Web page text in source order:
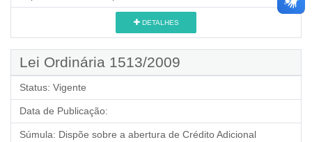
DETALHES
Lei Ordinária 1513/2009
Status: Vigente
Data de Publicação:
Súmula: Dispõe sobre a abertura de Crédito Adicional